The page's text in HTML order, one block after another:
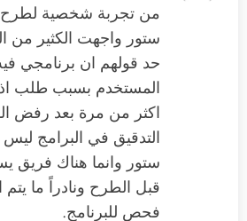
من تجربة شخصية
ستور واجهت الكثير
حد قولهم ان برنامجي
المستخدم بسبب طلب
اكثر من مرة بعد رفض
التدقيق في البرامج
ستور وانما هناك فريق
قبل الطرح ونادراً ما
فحص للبرنامج.